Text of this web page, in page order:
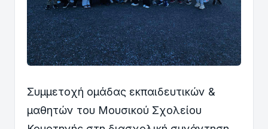
Συμμετοχή ομάδας εκπαιδευτικών &
μαθητών του Μουσικού Σχολείου